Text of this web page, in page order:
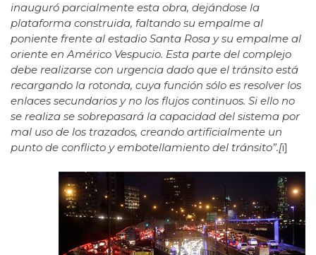
inauguró parcialmente esta obra, dejándose la
plataforma construida, faltando su empalme al
poniente frente al estadio Santa Rosa y su empalme al
oriente en Américo Vespucio. Esta parte del complejo
debe realizarse con urgencia dado que el tránsito está
recargando la rotonda, cuya función sólo es resolver los
enlaces secundarios y no los flujos continuos. Si ello no
se realiza se sobrepasará la capacidad del sistema por
mal uso de los trazados, creando artificialmente un
punto de conflicto y embotellamiento del tránsito”.[i]